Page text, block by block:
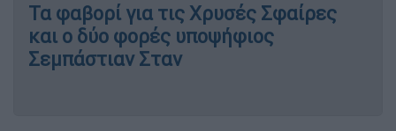
Τα φαβορί για τις Χρυσές Σφαίρες
και ο δύο φορές υποψήφιος
Σεμπάστιαν Σταν